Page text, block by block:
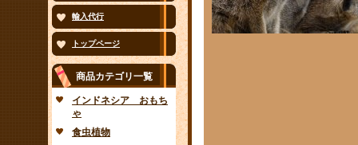
輸入代行
トップページ
商品カテゴリ一覧
インドネシア おもち
ゃ
食虫植物